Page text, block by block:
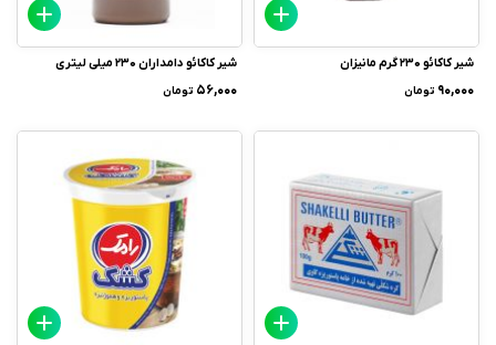
شیر کاکائو 230 گرم مانیزان
۹۰,۰۰۰ تومان
شیر کاکائو دامداران 230 میلی لیتری
۵۶,۰۰۰ تومان